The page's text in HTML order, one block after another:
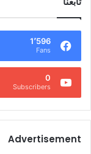
1٬596
Fans
0
Subscribers
Advertisement